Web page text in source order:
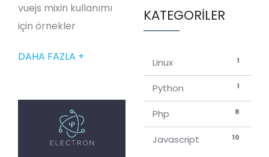
vuejs mixin kullanımı
için örnekler
DAHA FAZLA +
KATEGORILER
Linux 1
Python 1
Php 8
Javascript 10